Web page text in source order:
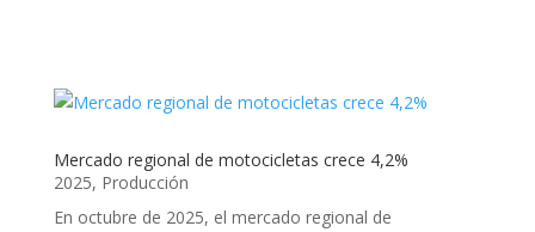
Mercado regional de motocicletas crece 4,2%
2025, Producción
En octubre de 2025, el mercado regional de